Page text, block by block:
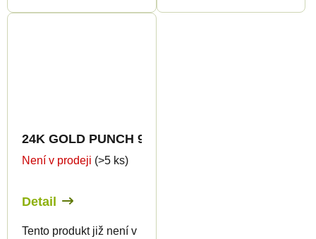
24K GOLD PUNCH 96% HHC-P - CanaPuff -
Není v prodeji (>5 ks)
Detail
Tento produkt již není v